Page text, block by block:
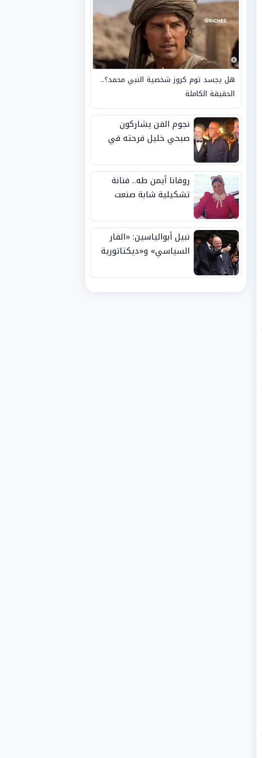
هل يجسد توم كروز شخصية النبي محمد؟..
الحقيقة الكاملة
نجوم الفن يشاركون
صبحي خليل فرحته في
روفانا أيمن طه.. فنانة
تشكيلية شابة صنعت
الجوائز منذ الصغر
نبيل أبوالياسين: «الفار
السياسي» و«ديكتاتورية
الفيفا».. وإقالة